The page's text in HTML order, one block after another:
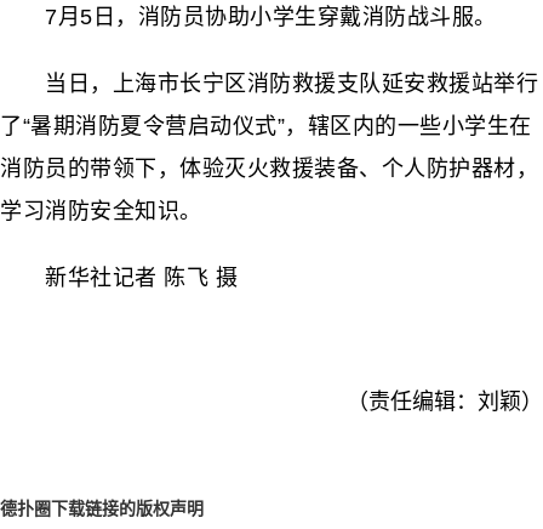
7月5日，消防员协助小学生穿戴消防战斗服。
当日，上海市长宁区消防救援支队延安救援站举行
了“暑期消防夏令营启动仪式”，辖区内的一些小学生在
消防员的带领下，体验灭火救援装备、个人防护器材，
学习消防安全知识。
新华社记者 陈飞 摄
（责任编辑：刘颖）
德扑圈下载链接的版权声明